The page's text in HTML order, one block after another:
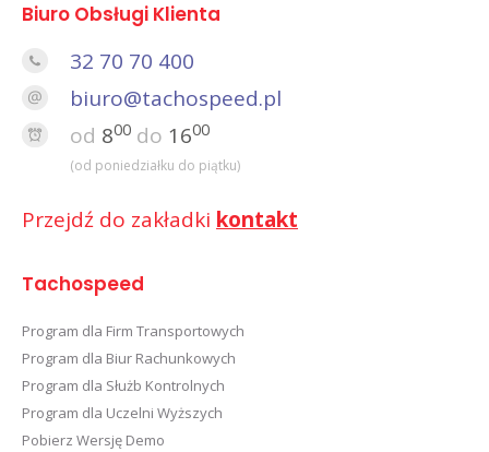
Biuro Obsługi Klienta
32 70 70 400
biuro@tachospeed.pl
od 800 do 1600
(od poniedziałku do piątku)
Przejdź do zakładki kontakt
Tachospeed
Program dla Firm Transportowych
Program dla Biur Rachunkowych
Program dla Służb Kontrolnych
Program dla Uczelni Wyższych
Pobierz Wersję Demo